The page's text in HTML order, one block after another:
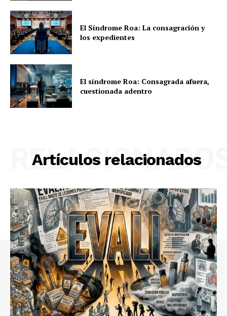
El Síndrome Roa: La consagración y
los expedientes
El síndrome Roa: Consagrada afuera,
cuestionada adentro
Artículos relacionados